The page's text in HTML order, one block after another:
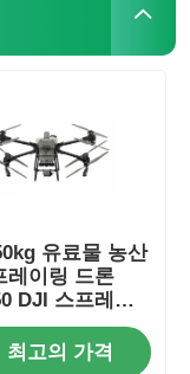
유료물 농산
레이링 드론
DJI 스프레이
최고의 가격